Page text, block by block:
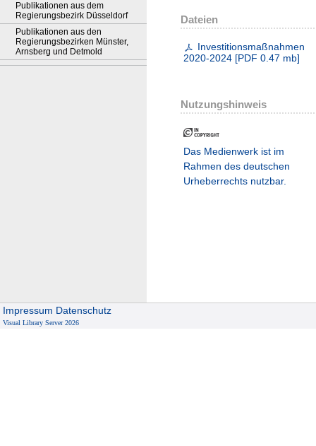
Publikationen aus dem
Regierungsbezirk Düsseldorf
Publikationen aus den
Regierungsbezirken Münster,
Arnsberg und Detmold
Dateien
Investitionsmaßnahmen
2020-2024 [PDF 0.47 mb]
Nutzungshinweis
Das Medienwerk ist im
Rahmen des deutschen
Urheberrechts nutzbar.
Impressum Datenschutz
Visual Library Server 2026